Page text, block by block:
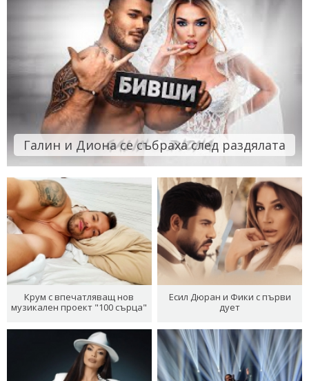
Галин и Диона се събраха след раздялата
Крум с впечатляващ нов
музикален проект "100 сърца"
Есил Дюран и Фики с първи
дует